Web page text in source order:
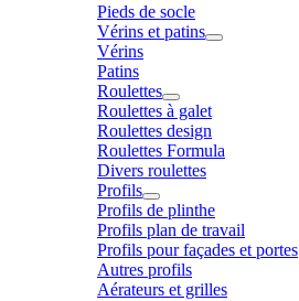
Pieds de socle
Vérins et patins
Vérins
Patins
Roulettes
Roulettes à galet
Roulettes design
Roulettes Formula
Divers roulettes
Profils
Profils de plinthe
Profils plan de travail
Profils pour façades et portes
Autres profils
Aérateurs et grilles